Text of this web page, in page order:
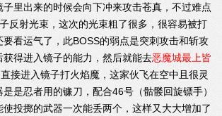
子里出来的时候会向下冲来攻击苍真，不过难点
反射光束，这次的光束粗了很多，很容易被打
要看运气了，此BOSS的弱点是突刺攻击和斩攻
获得进入镜子的能力，然后就能去恶魔城最上皆
接进入镜子打火焰魔，这家伙飞在空中且很灵
是忍者用的镰刀，配合46号（骷髅回旋镖手）
使投掷的武器一次能丢两个，这样又大大增加了